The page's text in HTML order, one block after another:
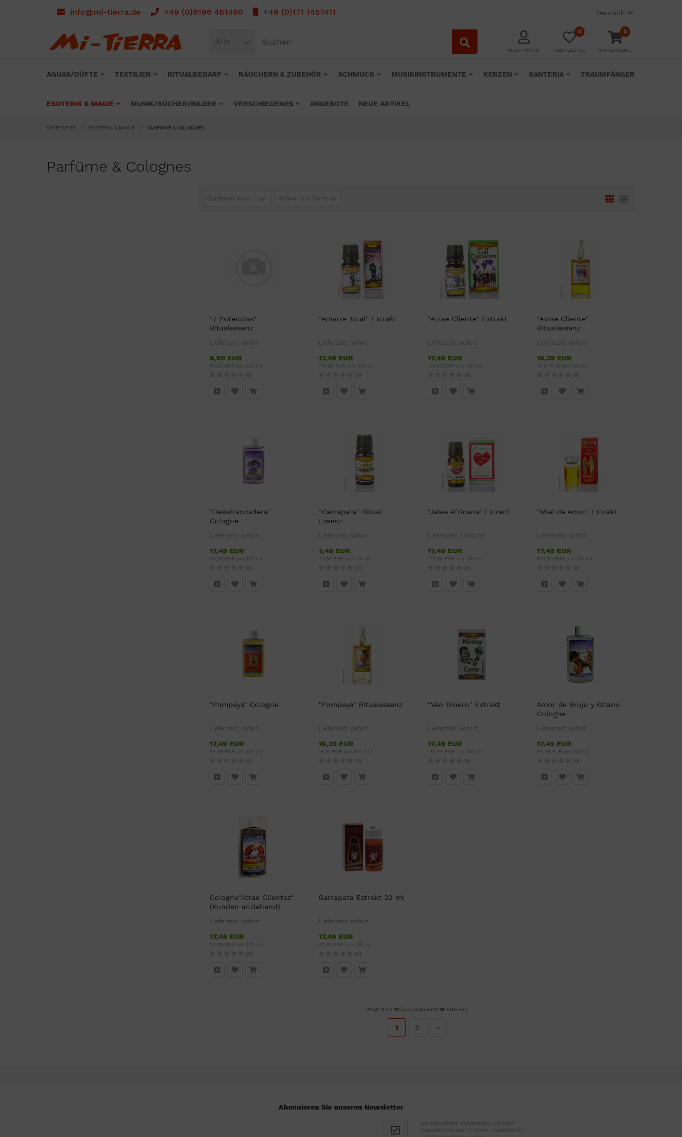
info@mi-tierra.de +49 (0)6196 481480 +49 (0)171 1457411 Deutsch
Alle
MEIN KONTO
0
MERKZETTEL
0
WARENKORB
AGUAS/DÜFTE TEXTILIEN RITUALBEDARF RÄUCHERN & ZUBEHÖR SCHMUCK MUSIKINSTRUMENTE KERZEN SANTERIA TRAUMFÄNGER
ESOTERIK & MAGIE MUSIK/BÜCHER/BILDER VERSCHIEDENES ANGEBOTE NEUE ARTIKEL
STARTSEITE ESOTERIK & MAGIE PARFÜME & COLOGNES
Parfüme & Colognes
Sortieren nach ... Artikel pro Seite
"7 Potencias"
Ritualessenz
Lieferzeit: sofort
8,90 EUR
89,00 EUR pro 100 ml
(0)
"Amarre Total" Extrakt
Lieferzeit: sofort
17,49 EUR
174,90 EUR pro 100 ml
(0)
"Atrae Cliente" Extrakt
Lieferzeit: sofort
17,49 EUR
174,90 EUR pro 100 ml
(0)
"Atrae Cliente"
Ritualessenz
Lieferzeit: sofort
16,39 EUR
18,21 EUR pro 100 ml
(0)
"Desatrancadera"
Cologne
Lieferzeit: sofort
17,49 EUR
34,98 EUR pro 100 ml
(0)
"Garrapata" Ritual
Essenz
Lieferzeit: sofort
7,49 EUR
74,90 EUR pro 100 ml
(0)
"Jalea Africana" Extract
Lieferzeit: 1 Woche
17,49 EUR
174,90 EUR pro 100 ml
(0)
"Miel de Amor" Extrakt
Lieferzeit: sofort
17,49 EUR
874,50 EUR pro 100 ml
(0)
"Pompeya" Cologne
Lieferzeit: sofort
17,49 EUR
34,98 EUR pro 100 ml
(0)
"Pompeya" Ritualessenz
Lieferzeit: sofort
16,39 EUR
18,21 EUR pro 100 ml
(0)
"Ven Dinero" Extrakt
Lieferzeit: sofort
17,49 EUR
174,90 EUR pro 100 ml
(0)
Amor de Brujo y Gitano
Cologne
Lieferzeit: sofort
17,49 EUR
34,98 EUR pro 100 ml
(0)
Cologne"Atrae Clientes"
(Kunden anziehend)
Lieferzeit: sofort
17,49 EUR
34,98 EUR pro 100 ml
(0)
Garrapata Extrakt 20 ml
Lieferzeit: sofort
17,49 EUR
87,45 EUR pro 100 ml
(0)
Zeige 1bis 14(von insgesamt 16Artikeln)
1 2 »
Abonnieren Sie unseren Newsletter
Der Newsletter ist kostenlos und kann
jederzeit hier oder in Ihrem Kundenkonto